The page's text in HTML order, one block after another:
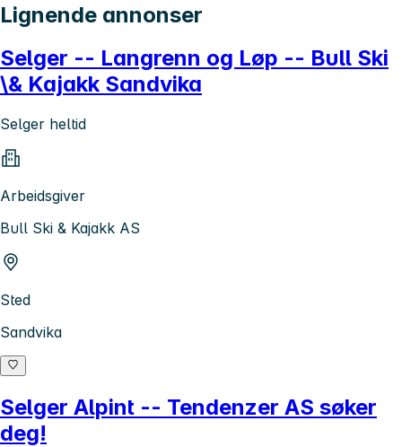
Lignende annonser
Selger -- Langrenn og Løp -- Bull Ski
\& Kajakk Sandvika
Selger heltid
Arbeidsgiver
Bull Ski & Kajakk AS
Sted
Sandvika
Selger Alpint -- Tendenzer AS søker
deg!